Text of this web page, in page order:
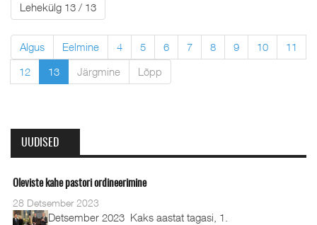
Lehekülg 13 / 13
Algus Eelmine 4 5 6 7 8 9 10
11
12
13 Järgmine Lõpp
UUDISED
Oleviste kahe pastori ordineerimine
28 Detsember 2023
Detsember 2023 Kaks aastat tagasi, 1.